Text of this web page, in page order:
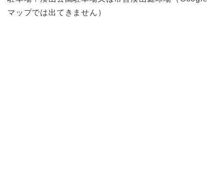
マップでは出てきません）